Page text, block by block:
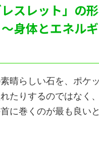
スレット」の
身体とエネル
晴らしい石を、ポケ
たりするのではなく
に巻くのが最も良い